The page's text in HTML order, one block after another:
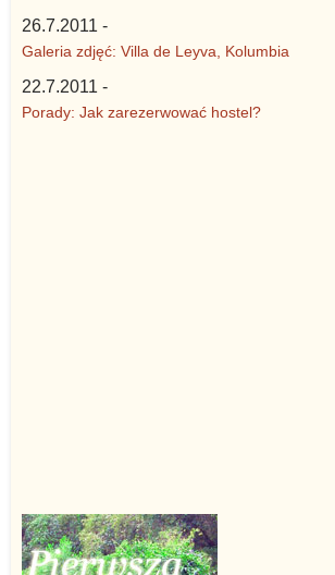
26.7.2011 -
Galeria zdjęć: Villa de Leyva, Kolumbia
22.7.2011 -
Porady: Jak zarezerwować hostel?